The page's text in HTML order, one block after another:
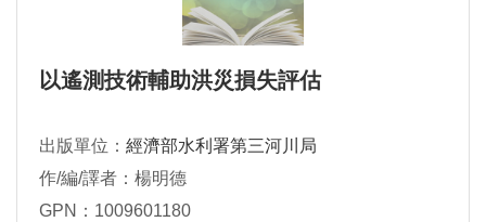
以遙測技術輔助洪災損失評估
出版單位： 經濟部水利署第三河川局
作/編/譯者：楊明德
GPN：1009601180